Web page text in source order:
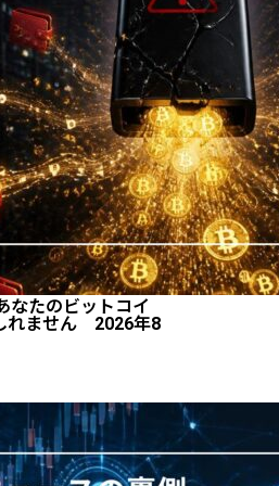
たのビットコイ
れません 2026年8